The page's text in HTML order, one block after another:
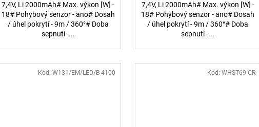
7,4V, Li 2000mAh# Max. výkon [W] -
18# Pohybový senzor - ano# Dosah
/ úhel pokrytí - 9m / 360°# Doba
sepnutí -...
7,4V, Li 2000mAh# Max. výkon [W] -
18# Pohybový senzor - ano# Dosah
/ úhel pokrytí - 9m / 360°# Doba
sepnutí -...
Kód:W131/EM/LED/B-4100 Kód: WHST69-CR